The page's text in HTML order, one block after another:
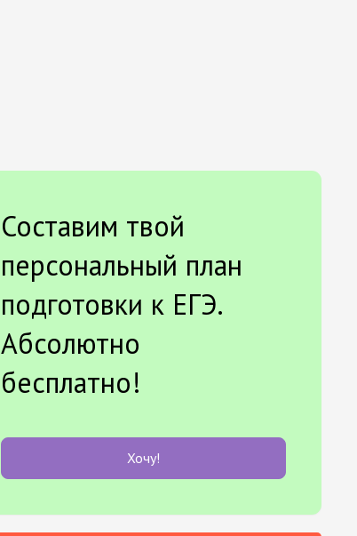
Составим твой
персональный план
подготовки к ЕГЭ.
Абсолютно
бесплатно!
Хочу!